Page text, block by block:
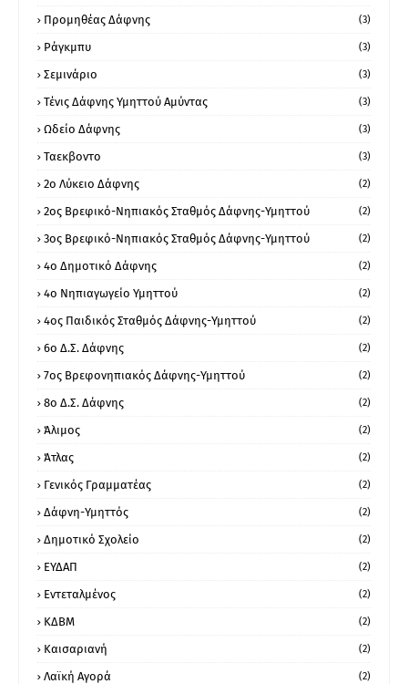
Προμηθέας Δάφνης (3)
Ράγκμπυ (3)
Σεμινάριο (3)
Τένις Δάφνης Υμηττού Αμύντας (3)
Ωδείο Δάφνης (3)
Ταεκβοντο (3)
2ο Λύκειο Δάφνης (2)
2ος Βρεφικό-Νηπιακός Σταθμός Δάφνης-Υμηττού (2)
3ος Βρεφικό-Νηπιακός Σταθμός Δάφνης-Υμηττού (2)
4ο Δημοτικό Δάφνης (2)
4ο Νηπιαγωγείο Υμηττού (2)
4ος Παιδικός Σταθμός Δάφνης-Υμηττού (2)
6ο Δ.Σ. Δάφνης (2)
7ος Βρεφονηπιακός Δάφνης-Υμηττού (2)
8ο Δ.Σ. Δάφνης (2)
Άλιμος (2)
Άτλας (2)
Γενικός Γραμματέας (2)
Δάφνη-Υμηττός (2)
Δημοτικό Σχολείο (2)
ΕΥΔΑΠ (2)
Εντεταλμένος (2)
ΚΔΒΜ (2)
Καισαριανή (2)
Λαϊκή Αγορά (2)